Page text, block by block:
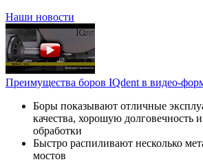
Наши новости
Преимущества боров IQdent в видео-
Боры показывают отличные
качества, хорошую долговечность
обработки
Быстро распиливают несколько
мостов